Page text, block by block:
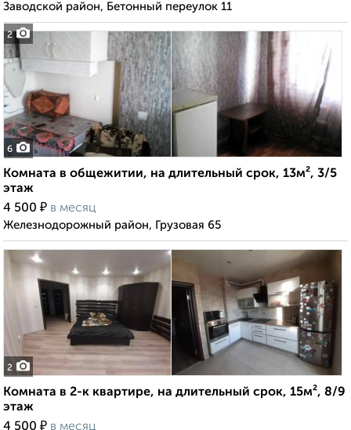
2
Заводской район, Бетонный переулок 11
6
Комната в общежитии, на длительный срок, 13м², 3/5
этаж
4 500 ₽ в месяц
Железнодорожный район, Грузовая 65
2
Комната в 2-к квартире, на длительный срок, 15м², 8/9
этаж
4 500 ₽ в месяц